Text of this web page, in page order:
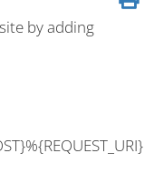
by adding